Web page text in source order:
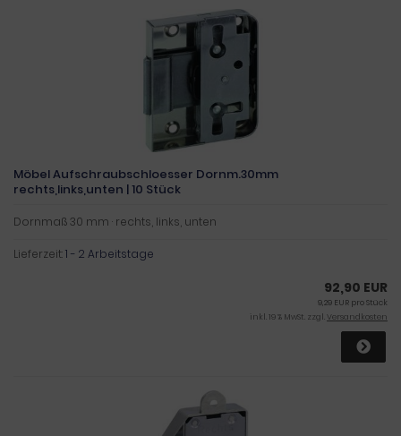
Möbel Aufschraubschloesser Dornm.30mm
rechts,links,unten | 10 Stück
Dornmaß 30 mm · rechts, links, unten
Lieferzeit:1 - 2 Arbeitstage
92,90 EUR
9,29 EUR pro Stück
inkl. 19 % MwSt. zzgl.Versandkosten